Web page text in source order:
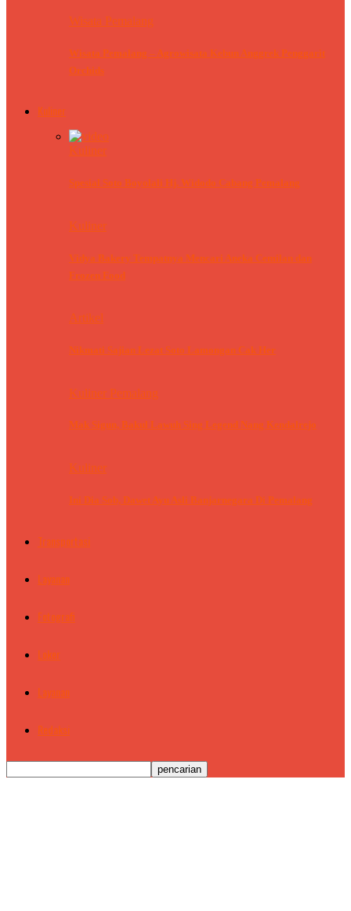
Wisata Pemalang
Wisata Pemalang – Agrowisata Kebun Anggrek Penggarit
Orchids
Kuliner
Kuliner
Spesial Soto Boyolali Hj. Widodo Cabang Pemalang
Kuliner
Vidya Bakery Tempatnya Mencari Aneka Cemilan dan
Frozen Food
Artikel
Nikmati Sajian Lezat Soto Lamongan Cak Her
Kuliner Pemalang
Mak Sigun, Bakul Lawuh Sing Legend Nang Kendalrejo
Kuliner
Ini Dia Sob, Dawet Ayu Asli Banjarnegara Di Pemalang
Transportasi
Layanan
Fotografi
Loker
Layanan
Redaksi